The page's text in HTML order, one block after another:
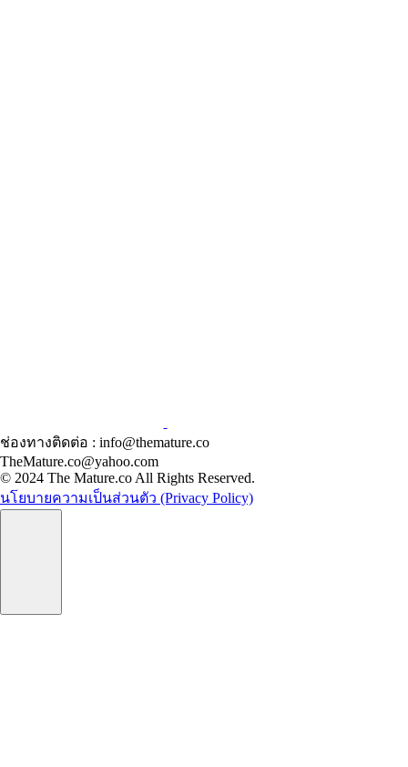
ช่องทางติดต่อ : info@themature.co
TheMature.co@yahoo.com
© 2024 The Mature.co All Rights Reserved.
นโยบายความเป็นส่วนตัว (Privacy Policy)